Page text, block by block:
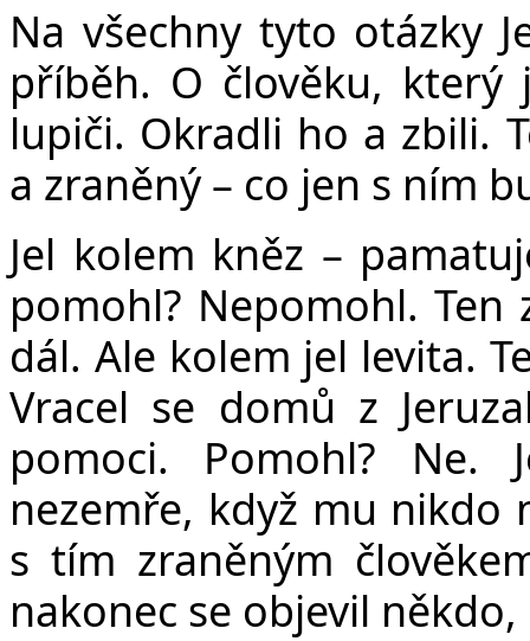
Na všechny tyto otázky
příběh. O člověku,
lupiči. Okradli ho a zbili.
a zraněný – co jen s ním
Jel kolem kněz –
pomohl? Nepomohl.
dál. Ale kolem jel levita.
Vracel se domů z
pomoci. Pomohl? Ne.
nezemře, když mu nikdo
s tím zraněným
nakonec se objevil